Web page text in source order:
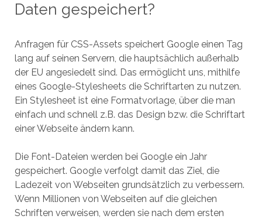
Daten gespeichert?
Anfragen für CSS-Assets speichert Google einen Tag
lang auf seinen Servern, die hauptsächlich außerhalb
der EU angesiedelt sind. Das ermöglicht uns, mithilfe
eines Google-Stylesheets die Schriftarten zu nutzen.
Ein Stylesheet ist eine Formatvorlage, über die man
einfach und schnell z.B. das Design bzw. die Schriftart
einer Webseite ändern kann.
Die Font-Dateien werden bei Google ein Jahr
gespeichert. Google verfolgt damit das Ziel, die
Ladezeit von Webseiten grundsätzlich zu verbessern.
Wenn Millionen von Webseiten auf die gleichen
Schriften verweisen, werden sie nach dem ersten